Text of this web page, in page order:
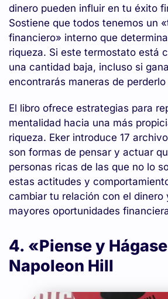
dinero pueden influir en tu éxito
Sostiene que todos tenemos un
financiero» interno que
riqueza. Si este termostato está
una cantidad baja, incluso si
encontrarás maneras de
El libro ofrece estrategias para
mentalidad hacia una más
riqueza. Eker introduce 17
son formas de pensar y actuar
personas ricas de las que no lo
estas actitudes y
cambiar tu relación con el dinero
mayores oportunidades
4. «Piense y
Napoleon Hill